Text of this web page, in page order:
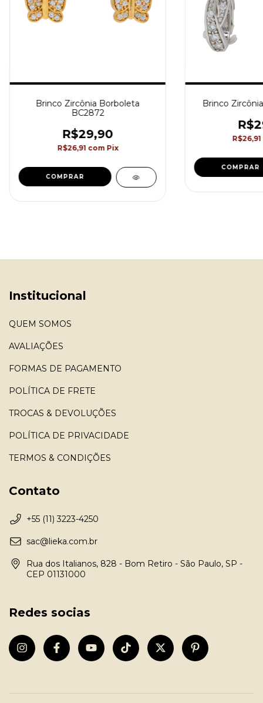
Brinco Zircônia Borboleta
BC2872
R$29,90
R$26,91 com Pix
COMPRAR
Brinco
R$26,91
COMPRAR
Institucional
QUEM SOMOS
AVALIAÇÕES
FORMAS DE PAGAMENTO
POLÍTICA DE FRETE
TROCAS & DEVOLUÇÕES
POLÍTICA DE PRIVACIDADE
TERMOS & CONDIÇÕES
Contato
+55 (11) 3223-4250
sac@lieka.com.br
Rua dos Italianos, 828 - Bom Retiro - São Paulo, SP -
CEP 01131000
Redes socias